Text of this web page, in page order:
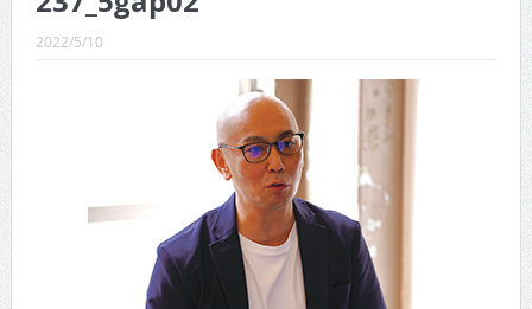
CINEMA×STYLE 289号
CINEMA×STYLE 286号
CINEMA×STYLE 285号
CINEMA×STYLE 294号
2022/5/10